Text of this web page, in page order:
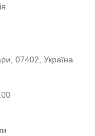
07402, Україна